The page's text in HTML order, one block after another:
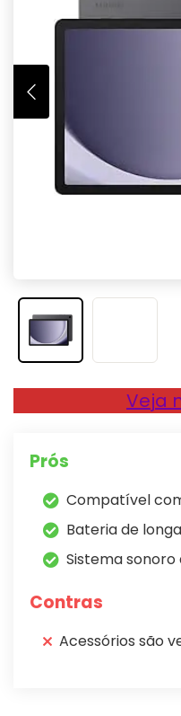
Veja
Prós
Compatível
Bateria de
Sistema
Contras
Acessórios são